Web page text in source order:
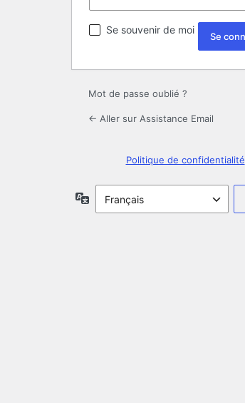
Se souvenir de moi
Mot de passe oublié ?
← Aller sur Assistance Email
Politique de confidentialité
Langue